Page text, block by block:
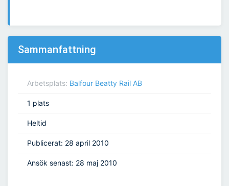
Sammanfattning
Arbetsplats: Balfour Beatty Rail AB
1 plats
Heltid
Publicerat: 28 april 2010
Ansök senast: 28 maj 2010